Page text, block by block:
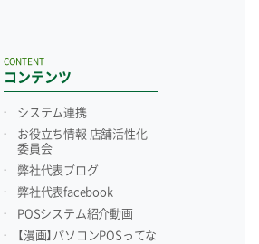
コンテンツ
CONTENT
システム連携
お役立ち情報 店舗活性化
委員会
弊社代表ブログ
弊社代表facebook
POSシステム紹介動画
【漫画】パソコンPOSってな